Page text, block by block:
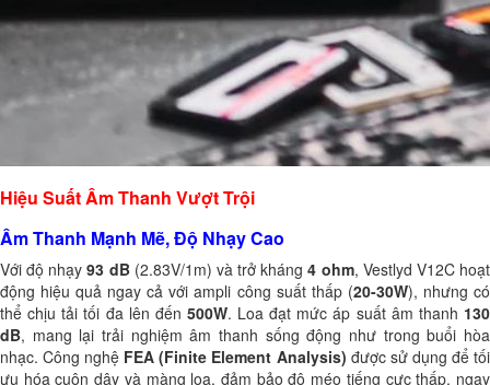
Hiệu Suất Âm Thanh Vượt Trội
Âm Thanh Mạnh Mẽ, Độ Nhạy Cao
Với độ nhạy93 dB(2.83V/1m) và trở kháng4 ohm, Vestlyd V12C hoạt
động hiệu quả ngay cả với ampli công suất thấp (20-30W), nhưng có
thể chịu tải tối đa lên đến 500W. Loa đạt mức áp suất âm thanh 130
dB, mang lại trải nghiệm âm thanh sống động như trong buổi hòa
nhạc. Công nghệ FEA (Finite Element Analysis) được sử dụng để tối
ưu hóa cuộn dây và màng loa, đảm bảo độ méo tiếng cực thấp, ngay